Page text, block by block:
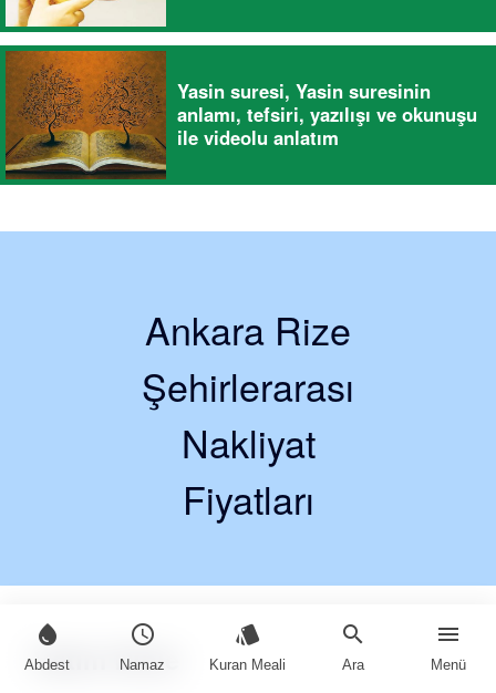
water_drop
Abdest
schedule
Namaz
style
Kuran Meali
search
Ara
menu
Menü
Yasin suresi, Yasin suresinin
anlamı, tefsiri, yazılışı ve okunuşu
ile videolu anlatım
Ankara Rize
Şehirlerarası
Nakliyat
Fiyatları
Hatim Dinle